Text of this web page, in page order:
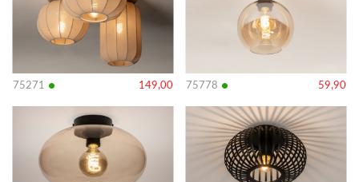
75271 • 149,00 75778 • 59,90
Bekijk
Bekijk
details